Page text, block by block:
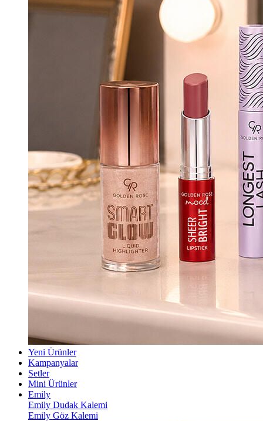
Yeni Ürünler
Kampanyalar
Setler
Mini Ürünler
Emily
Emily Dudak Kalemi
Emily Göz Kalemi